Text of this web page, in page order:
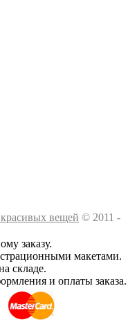
вещей © 2011 -
заказу.
макетами.
складе.
и оплаты заказа.